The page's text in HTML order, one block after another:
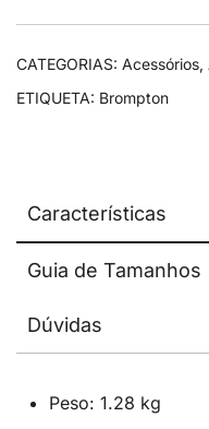
CATEGORIAS: Acessórios,
ETIQUETA: Brompton
Características
Guia de Tamanhos
Dúvidas
Peso: 1.28 kg